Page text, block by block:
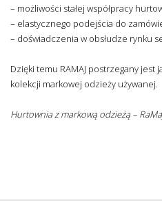
– możliwości stałej współpracy
– elastycznego podejścia do
– doświadczenia w obsłudze rynku
Dzięki temu RAMAJ postrzegany
kolekcji markowej odzieży używanej.
Hurtownia z markową odzieżą –